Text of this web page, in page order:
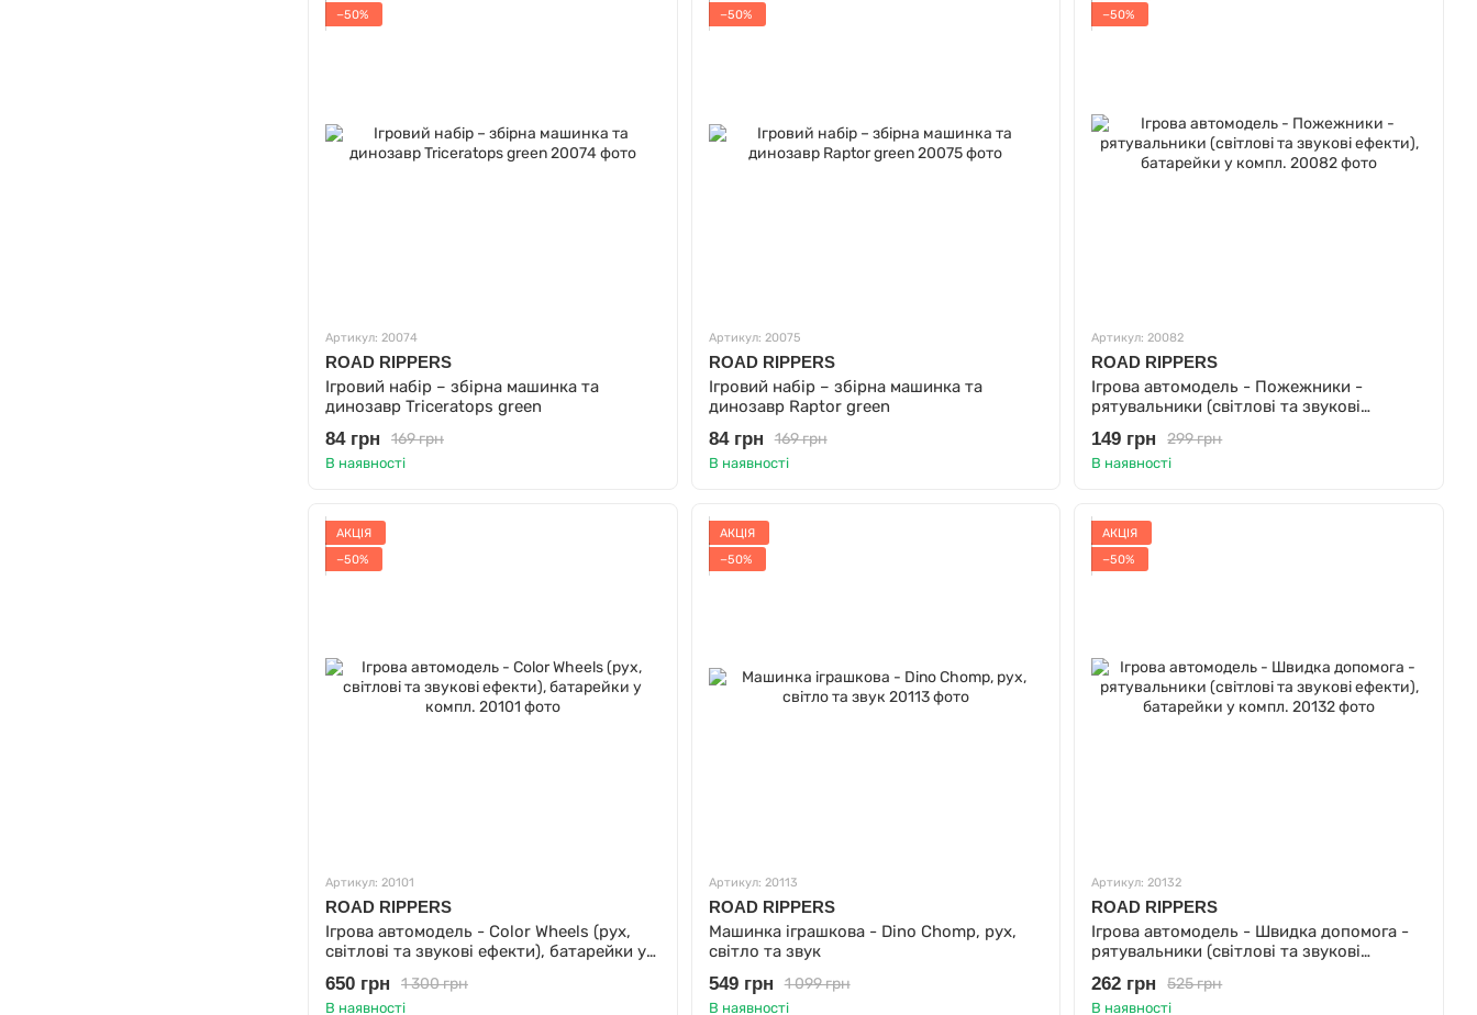
−50%
Артикул: 20074
ROAD RIPPERS
Ігровий набір – збірна машинка та
динозавр Triceratops green
169 грн
84 грн
В наявності
−50%
Артикул: 20075
ROAD RIPPERS
Ігровий набір – збірна машинка та
динозавр Raptor green
169 грн
84 грн
В наявності
−50%
Артикул: 20082
ROAD RIPPERS
Ігрова автомодель - Пожежники -
рятувальники (світлові та звукові
299 грн
149 грн
В наявності
АКЦІЯ
−50%
Артикул: 20101
ROAD RIPPERS
Ігрова автомодель - Color Wheels (рух,
світлові та звукові ефекти), батарейки у
1 300 грн
650 грн
В наявності
АКЦІЯ
−50%
Артикул: 20113
ROAD RIPPERS
Машинка іграшкова - Dino Chomp, рух,
світло та звук
1 099 грн
549 грн
В наявності
АКЦІЯ
−50%
Артикул: 20132
ROAD RIPPERS
Ігрова автомодель - Швидка допомога -
рятувальники (світлові та звукові
525 грн
262 грн
В наявності